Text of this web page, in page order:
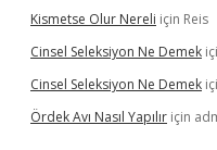
Kismetse Olur Nereli için Reis
Cinsel Seleksiyon Ne Demek
Cinsel Seleksiyon Ne Demek
Ördek Avı Nasıl Yapılır için